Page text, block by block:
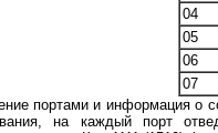
04
05
06
07
портами и информация о
на каждый порт